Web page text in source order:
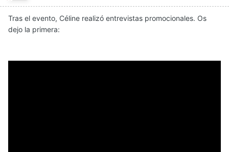
Tras el evento, Céline realizó entrevistas promocionales. Os
dejo la primera: